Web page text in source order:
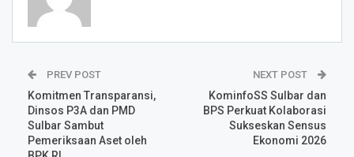
PREV POST
Komitmen Transparansi,
Dinsos P3A dan PMD
Sulbar Sambut
Pemeriksaan Aset oleh
NEXT POST
KominfoSS Sulbar dan
BPS Perkuat Kolaborasi
Sukseskan Sensus
Ekonomi 2026